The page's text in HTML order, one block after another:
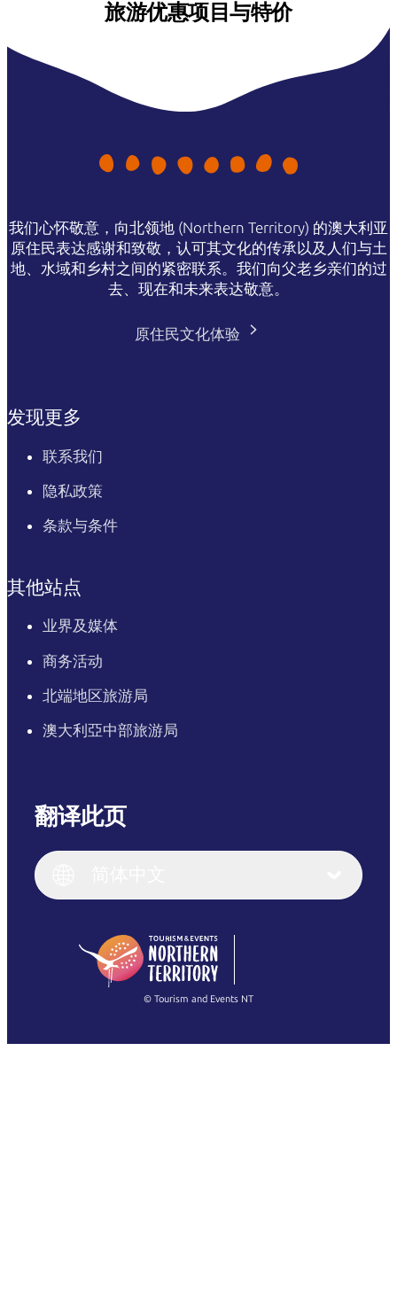
旅游优惠项目与特价
我们心怀敬意，向北领地 (Northern Territory) 的澳大利亚
原住民表达感谢和致敬，认可其文化的传承以及人们与土
地、水域和乡村之间的紧密联系。我们向父老乡亲们的过
去、现在和未来表达敬意。
原住民文化体验
发现更多
联系我们
隐私政策
条款与条件
其他站点
业界及媒体
商务活动
北端地区旅游局
澳大利亞中部旅游局
翻译此页
English (US)
English
(Singapore)
Français
繁體中文
© Tourism and Events NT